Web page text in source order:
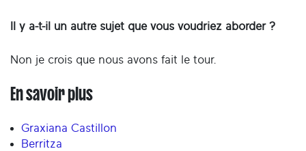
Il y a-t-il un autre sujet que vous voudriez aborder ?
Non je crois que nous avons fait le tour.
En savoir plus
Graxiana Castillon
Berritza